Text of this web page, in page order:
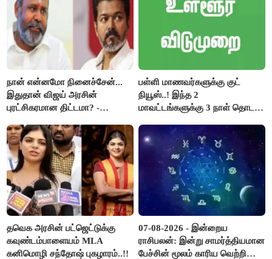
நான் என்னமோ நினைச்சேன்...
இதுதான் விஜய் அரசின்
புரட்சிகரமான திட்டமா? -
பள்ளி மாணவர்களுக்கு குட்
நியூஸ்..! இந்த 2
மாவட்டங்களுக்கு 3 நாள் தொடர்
தவெக அரசின் பட்ஜெட்டுக்கு
கவுண்டம்பாளையம் MLA
கனிமொழி சந்தோஷ் புகழாரம்..!!
07-08-2026 - இன்றைய
ராசிபலன்: இன்று சாமர்த்தியமான
பேச்சின் மூலம் காரிய வெற்றி